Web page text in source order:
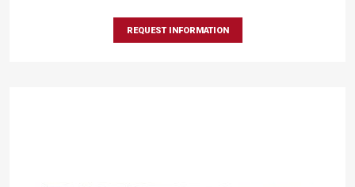
REQUEST INFORMATION